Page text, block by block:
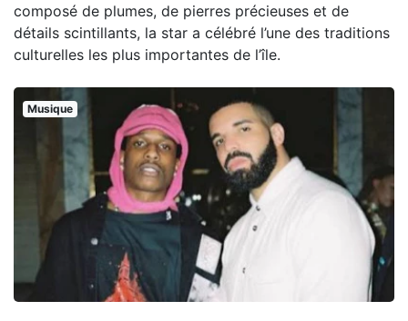
composé de plumes, de pierres précieuses et de
détails scintillants, la star a célébré l’une des traditions
culturelles les plus importantes de l’île.
Musique